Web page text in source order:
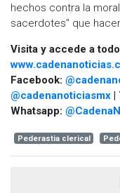
hechos contra la
sacerdotes" que
Visita y accede a
Facebook:
@cadenanoticiasmx |
Whatsapp:
Pederastia clerical